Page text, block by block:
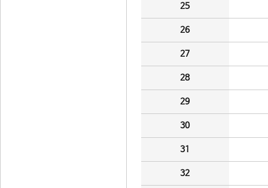
25
26
27
28
29
30
31
32